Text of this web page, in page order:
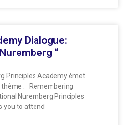
Dialogue:
“
Principles Academy émet
thème : Remembering
Nuremberg Principles
you to attend